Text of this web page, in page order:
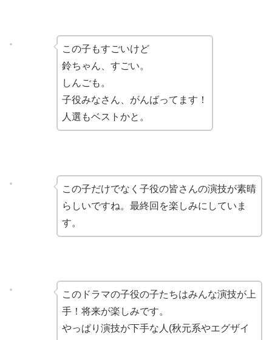
この子もすごいけど
鈴ちゃん、すごい。
しんごも。
子役みなさん、がんばってます！
人選もベストかと。
この子だけでなく子役の皆さんの演技が素晴
らしいですね。最終回を楽しみにしていま
す。
このドラマの子役の子たちはみんな演技が上
手！将来が楽しみです。
やっぱり演技が下手な人(秋元系やエグザイ